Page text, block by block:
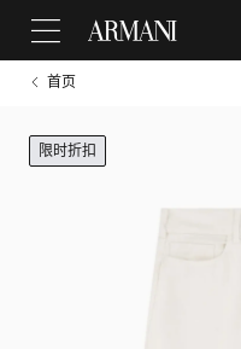
首页
限时折扣